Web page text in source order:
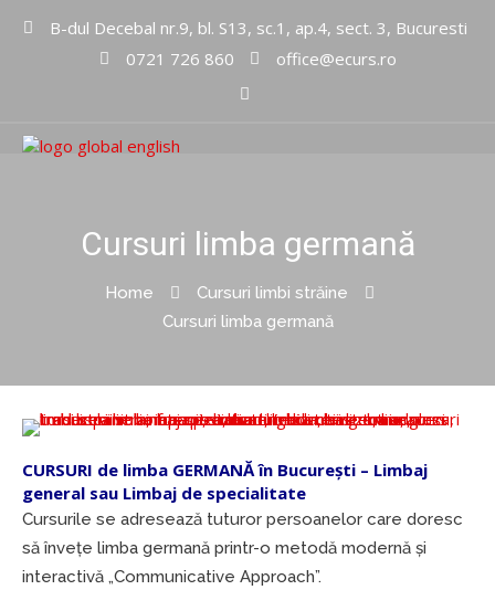
B-dul Decebal nr.9, bl. S13, sc.1, ap.4, sect. 3, Bucuresti
0721 726 860
office@ecurs.ro
Cursuri limba germană
Home
Cursuri limbi străine
Cursuri limba germană
CURSURI de limba GERMANĂ în București – Limbaj
general sau Limbaj de specialitate
Cursurile se adresează tuturor persoanelor care doresc
să învețe limba germană printr-o metodă modernă și
interactivă „Communicative Approach”.